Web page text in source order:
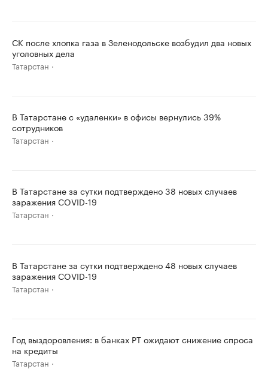
СК после хлопка газа в Зеленодольске возбудил два новых
уголовных дела
Татарстан
В Татарстане с «удаленки» в офисы вернулись 39%
сотрудников
Татарстан
В Татарстане за сутки подтверждено 38 новых случаев
заражения COVID-19
Татарстан
В Татарстане за сутки подтверждено 48 новых случаев
заражения COVID-19
Татарстан
Год выздоровления: в банках РТ ожидают снижение спроса
на кредиты
Татарстан